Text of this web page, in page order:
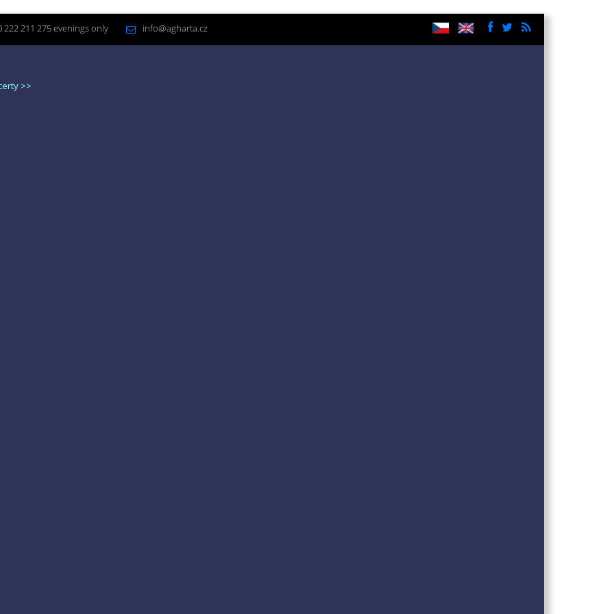
222 211 275 evenings only info@agharta.cz
>>